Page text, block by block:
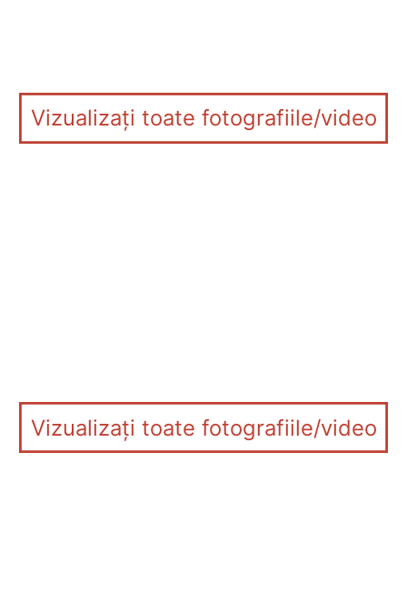
Vizualizați toate fotografiile/video
Vizualizați toate fotografiile/video